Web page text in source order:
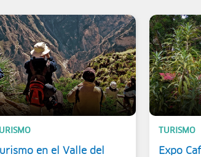
en el Valle del
TURISMO
Expo